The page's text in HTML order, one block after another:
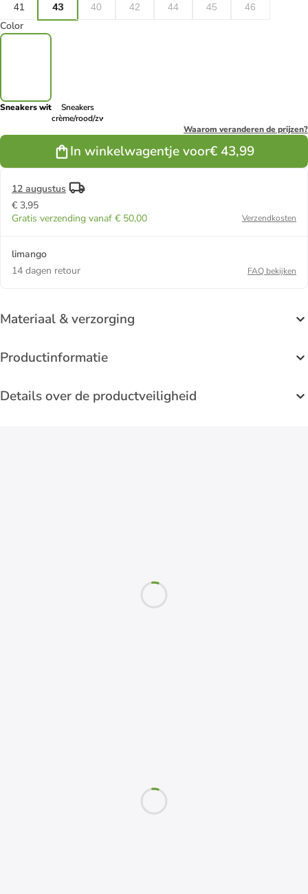
41
43 40 42 44 45 46
Color
Sneakers wit
Sneakers
crème/rood/zwart
Waarom veranderen de prijzen?
In winkelwagentje voor€ 43,99
12 augustus
€ 3,95
Gratis verzending vanaf € 50,00
Verzendkosten
limango
14 dagen retour
FAQ bekijken
Materiaal & verzorging
Productinformatie
Details over de productveiligheid